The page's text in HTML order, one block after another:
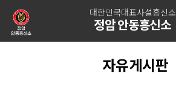
대한민국대표사설흥신소
정암 안동흥신소
자유게시판